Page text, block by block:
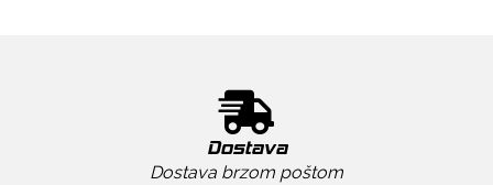
Dostava
Dostava brzom poštom